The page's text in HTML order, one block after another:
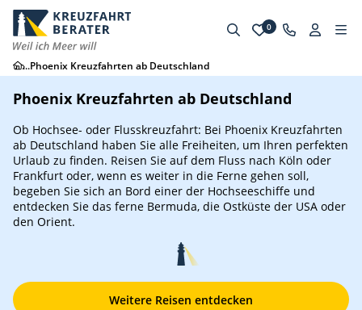
0
...Phoenix Kreuzfahrten ab Deutschland
Phoenix Kreuzfahrten ab Deutschland
Ob Hochsee- oder Flusskreuzfahrt: Bei Phoenix Kreuzfahrten
ab Deutschland haben Sie alle Freiheiten, um Ihren perfekten
Urlaub zu finden. Reisen Sie auf dem Fluss nach Köln oder
Frankfurt oder, wenn es weiter in die Ferne gehen soll,
begeben Sie sich an Bord einer der Hochseeschiffe und
entdecken Sie das ferne Bermuda, die Ostküste der USA oder
den Orient.
Weitere Reisen entdecken